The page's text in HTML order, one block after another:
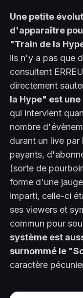
Une petite
d'apparaître
"Train de la
ils n'y a pas que
consultent
directement
la Hype" est
qui intervient
nombre
durant un live
payants,
(sorte de
forme d'une
imparti, celle-ci
ses viewers et
commun pour
système est
surnommé le
caractère